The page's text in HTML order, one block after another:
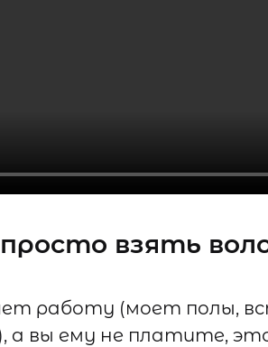
взять
работу (моет полы,
а вы ему не платите,